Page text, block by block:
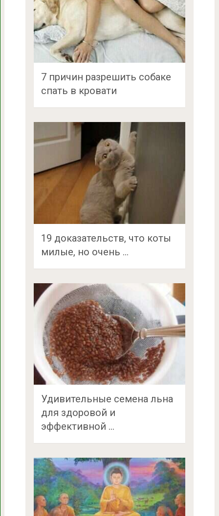
7 причин разрешить собаке
спать в кровати
19 доказательств, что коты
милые, но очень …
Удивительные семена льна
для здоровой и
эффективной …